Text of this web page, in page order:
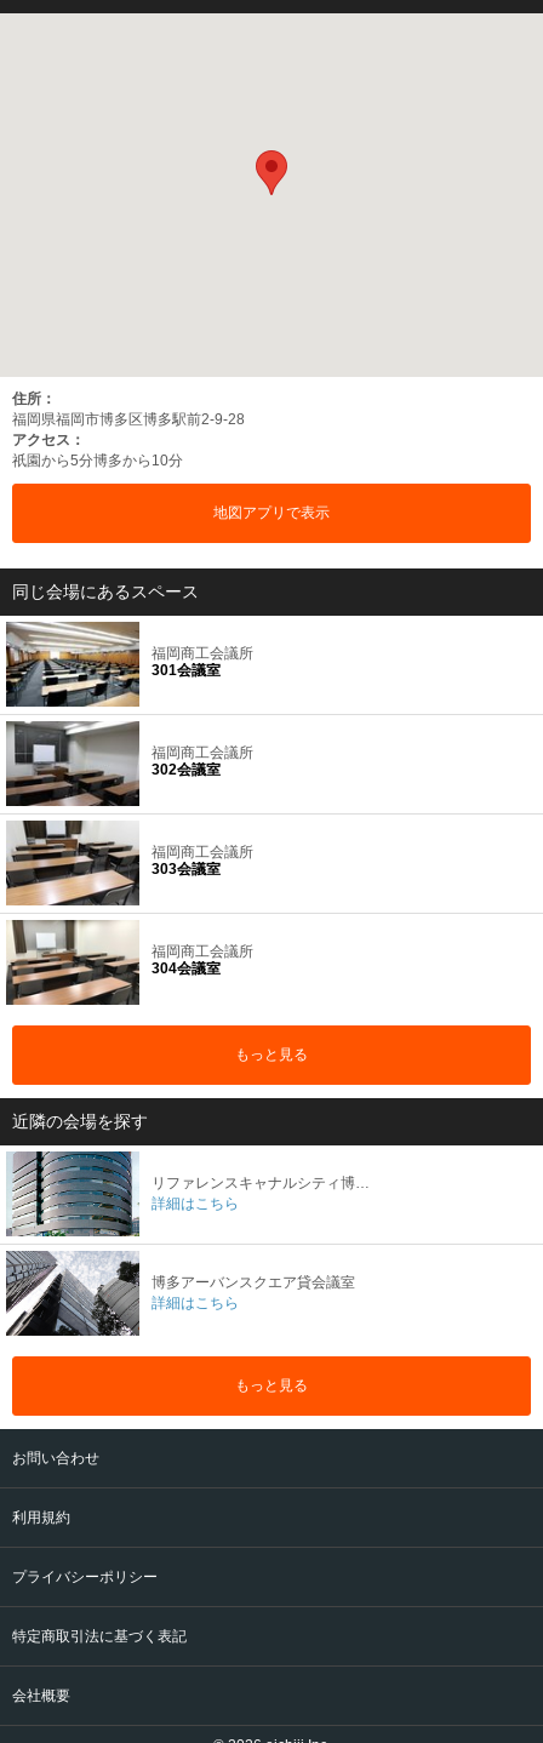
住所：
福岡県福岡市博多区博多駅前2-9-28
アクセス：
祇園から5分博多から10分
地図アプリで表示
同じ会場にあるスペース
福岡商工会議所
301会議室
福岡商工会議所
302会議室
福岡商工会議所
303会議室
福岡商工会議所
304会議室
もっと見る
近隣の会場を探す
詳細はこちら
博多アーバンスクエア貸会議室
詳細はこちら
もっと見る
お問い合わせ
利用規約
プライバシーポリシー
特定商取引法に基づく表記
会社概要